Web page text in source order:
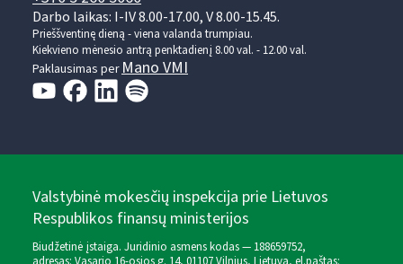
Darbo laikas: I-IV 8.00-17.00, V 8.00-15.45.
Prieššventinę dieną - viena valanda trumpiau.
Kiekvieno mėnesio antrą penktadienį 8.00 val. - 12.00 val.
Paklausimas perMano VMI
Valstybinė mokesčių inspekcija prie Lietuvos
Respublikos finansų ministerijos
Biudžetinė įstaiga. Juridinio asmens kodas — 188659752,